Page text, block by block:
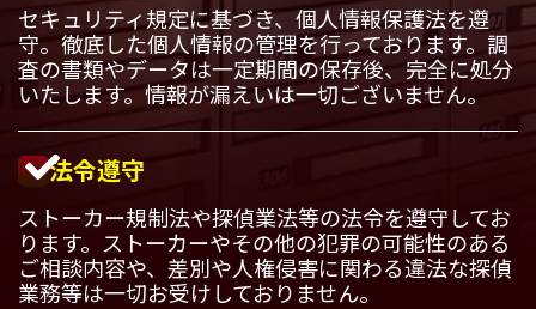
セキュリティ規定に基づき、個人情報保護法を遵
守。徹底した個人情報の管理を行っております。調
査の書類やデータは一定期間の保存後、完全に処分
いたします。情報が漏えいは一切ございません。
法令遵守
ストーカー規制法や探偵業法等の法令を遵守してお
ります。ストーカーやその他の犯罪の可能性のある
ご相談内容や、差別や人権侵害に関わる違法な探偵
業務等は一切お受けしておりません。